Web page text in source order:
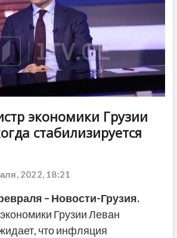
экономики Грузии
стабилизируется
2022, 18:21
– Новости-Грузия.
Грузии Леван
что инфляция